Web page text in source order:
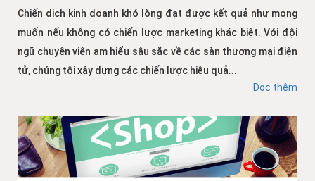
Chiến dịch kinh doanh khó lòng đạt được kết quả như mong
muốn nếu không có chiến lược marketing khác biệt. Với đội
ngũ chuyên viên am hiểu sâu sắc về các sàn thương mại điện
tử, chúng tôi xây dựng các chiến lược hiệu quả...
Đọc thêm